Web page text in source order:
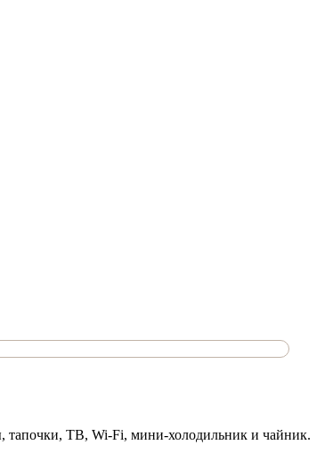
тапочки, ТВ, Wi-Fi, мини-холодильник и чайник.